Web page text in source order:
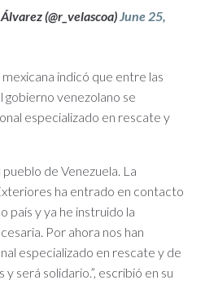
(@r_velascoa)June 25,
indicó que entre las
gobierno venezolano se
especializado en rescate y
de Venezuela. La
ha entrado en contacto
país y ya he instruido la
Por ahora nos han
especializado en rescate y de
será solidario.”, escribió en su